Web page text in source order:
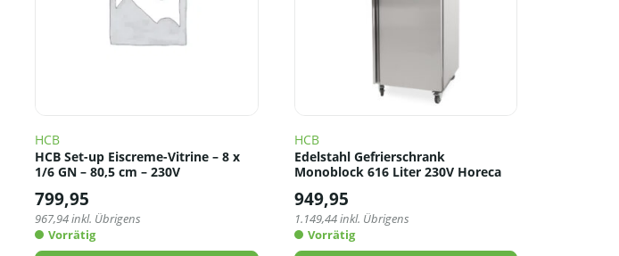
HCB
HCB Set-up Eiscreme-Vitrine – 8 x
1/6 GN – 80,5 cm – 230V
799,95
967,94inkl. Übrigens
Vorrätig
HCB
Edelstahl Gefrierschrank
Monoblock 616 Liter 230V Horeca
949,95
1.149,44inkl. Übrigens
Vorrätig